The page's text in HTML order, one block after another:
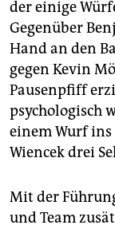
der einige
Gegenüber
Hand an den
gegen Kevin
Pausenpfiff
psychologisch
einem Wurf ins
Wiencek drei
Mit der
und Team